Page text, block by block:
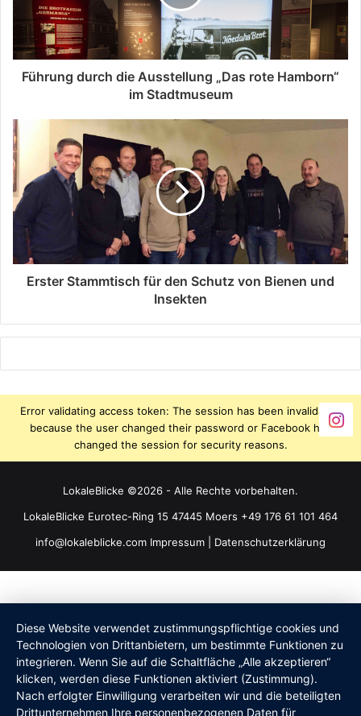
Führung durch die Ausstellung „Das rote Hamborn“
im Stadtmuseum
Erster Stammtisch für den Schutz von Bienen und
Insekten
Error validating access token: The session has been invalidated
because the user changed their password or Facebook has
changed the session for security reasons.
LokaleBlicke ©2026 - Alle Rechte vorbehalten.
LokaleBlicke Eurotec-Ring 15 47445 Moers +49 176 61 101 464
info@lokaleblicke.com Impressum Datenschutzerklärung
Diese Website verwendet zustimmungspflichtige cookies und
Technologien von Drittanbietern, um bestimmte Funktionen zu
integrieren. Wenn Sie auf die Schaltfläche „Alle akzeptieren“
klicken, werden diese Funktionen aktiviert (Zustimmung).
Nach erfolgter Einwilligung verarbeiten wir und die beteiligten
Drittunternehmen Ihre personenbezogenen Daten für